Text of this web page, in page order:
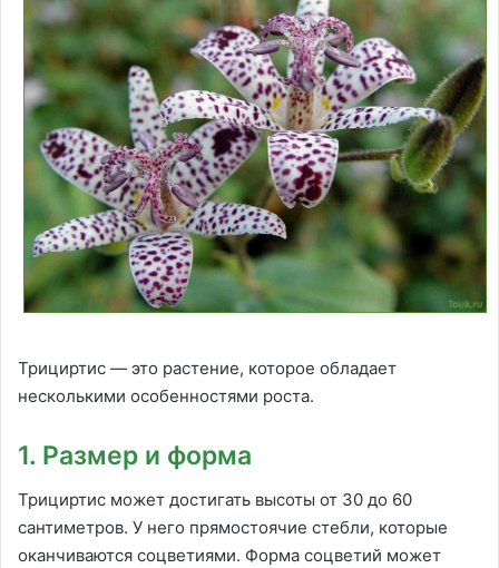
Трициртис — это растение, которое обладает
несколькими особенностями роста.
1. Размер и форма
Трициртис может достигать высоты от 30 до 60
сантиметров. У него прямостоячие стебли, которые
оканчиваются соцветиями. Форма соцветий может